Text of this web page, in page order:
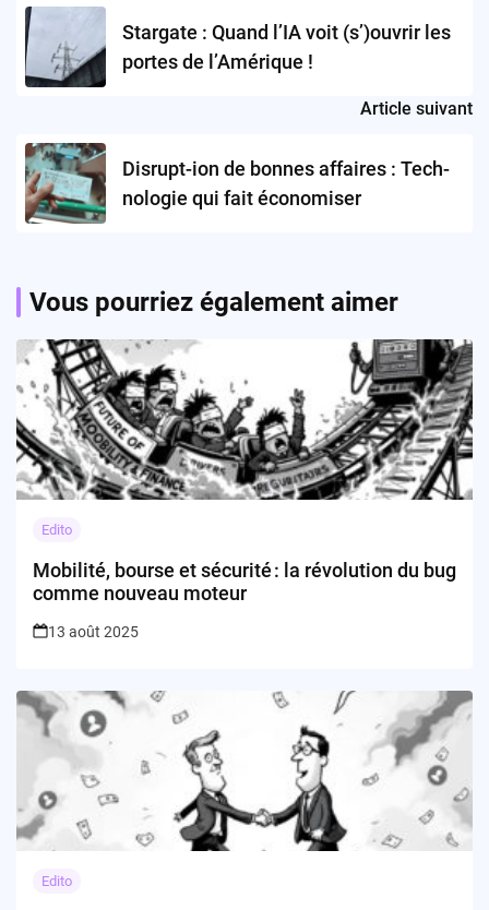
navigationStargate : Quand l’IA voit (s’)ouvrir les
portes de l’Amérique !
Article suivant
Disrupt-ion de bonnes affaires : Tech-
nologie qui fait économiser
Vous pourriez également aimer
Edito
Mobilité, bourse et sécurité : la révolution du bug
comme nouveau moteur
13 août 2025
Edito